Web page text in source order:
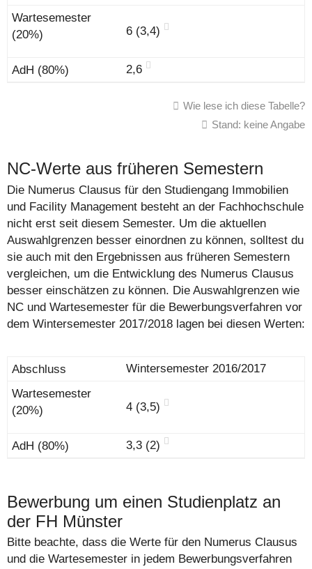
6 (3,4)
2,6
Wie lese ich diese Tabelle?
Stand: keine Angabe
NC-Werte aus früheren Semestern
Die Numerus Clausus für den Studiengang Immobilien
und Facility Management besteht an der Fachhochschule
nicht erst seit diesem Semester. Um die aktuellen
Auswahlgrenzen besser einordnen zu können, solltest du
sie auch mit den Ergebnissen aus früheren Semestern
vergleichen, um die Entwicklung des Numerus Clausus
besser einschätzen zu können. Die Auswahlgrenzen wie
NC und Wartesemester für die Bewerbungsverfahren vor
dem Wintersemester 2017/2018 lagen bei diesen Werten:
Wintersemester 2016/2017
4 (3,5)
3,3 (2)
Bewerbung um einen Studienplatz an
der FH Münster
Bitte beachte, dass die Werte für den Numerus Clausus
und die Wartesemester in jedem Bewerbungsverfahren